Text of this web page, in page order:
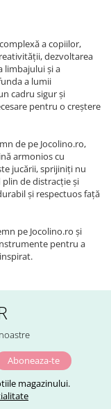
a copiilor,
dezvoltarea
limbajului și a
a lumii
cadru sigur și
pentru o creștere
de pe Jocolino.ro,
armonios cu
jucării, sprijiniți nu
de distracție și
și respectuos față
pe Jocolino.ro și
pentru a
magazinului.